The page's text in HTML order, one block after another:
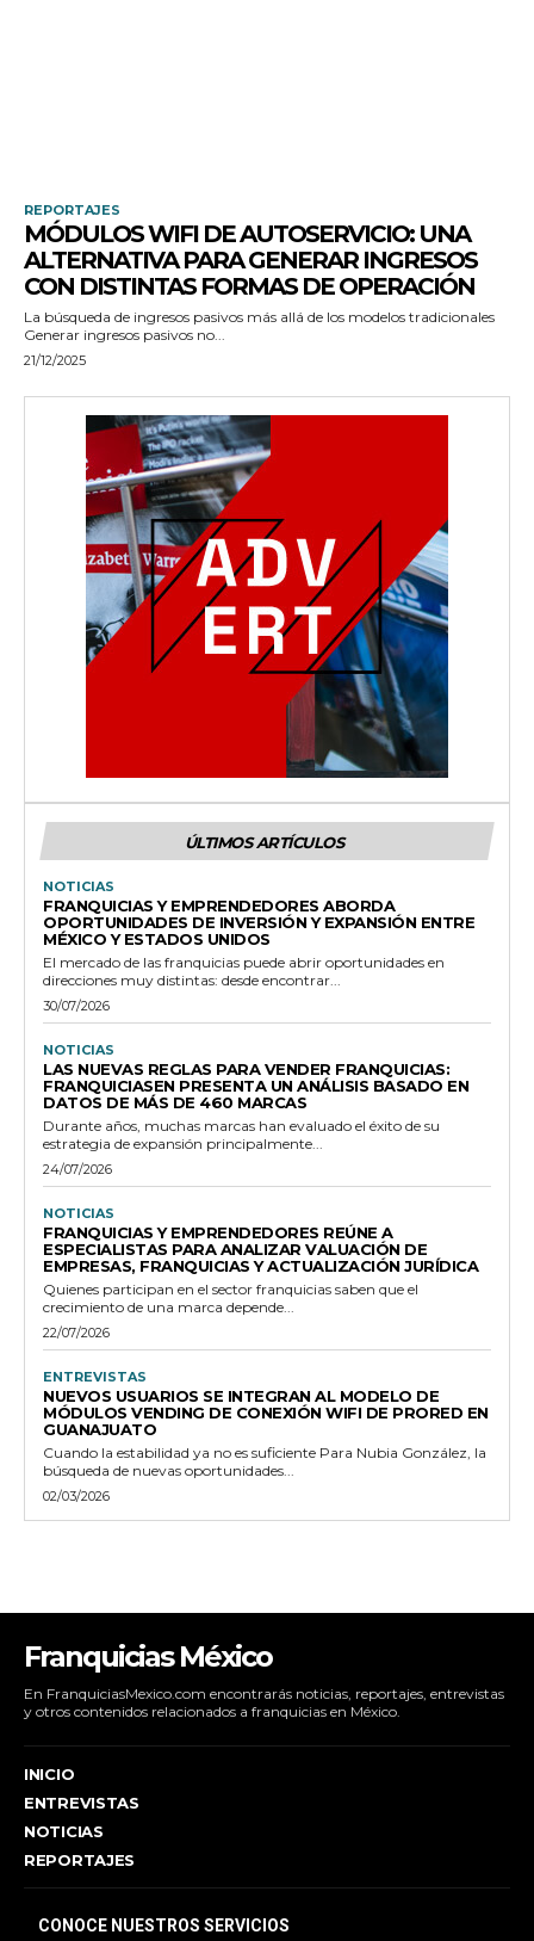
REPORTAJES
MÓDULOS WIFI DE AUTOSERVICIO: UNA
ALTERNATIVA PARA GENERAR INGRESOS
CON DISTINTAS FORMAS DE OPERACIÓN
La búsqueda de ingresos pasivos más allá de los modelos tradicionales
Generar ingresos pasivos no...
21/12/2025
ÚLTIMOS ARTÍCULOS
NOTICIAS
FRANQUICIAS Y EMPRENDEDORES ABORDA
OPORTUNIDADES DE INVERSIÓN Y EXPANSIÓN ENTRE
MÉXICO Y ESTADOS UNIDOS
El mercado de las franquicias puede abrir oportunidades en
direcciones muy distintas: desde encontrar...
30/07/2026
NOTICIAS
LAS NUEVAS REGLAS PARA VENDER FRANQUICIAS:
FRANQUICIASEN PRESENTA UN ANÁLISIS BASADO EN
DATOS DE MÁS DE 460 MARCAS
Durante años, muchas marcas han evaluado el éxito de su
estrategia de expansión principalmente...
24/07/2026
NOTICIAS
FRANQUICIAS Y EMPRENDEDORES REÚNE A
ESPECIALISTAS PARA ANALIZAR VALUACIÓN DE
EMPRESAS, FRANQUICIAS Y ACTUALIZACIÓN JURÍDICA
Quienes participan en el sector franquicias saben que el
crecimiento de una marca depende...
22/07/2026
ENTREVISTAS
NUEVOS USUARIOS SE INTEGRAN AL MODELO DE
MÓDULOS VENDING DE CONEXIÓN WIFI DE PRORED EN
GUANAJUATO
Cuando la estabilidad ya no es suficiente Para Nubia González, la
búsqueda de nuevas oportunidades...
02/03/2026
Franquicias México
En FranquiciasMexico.com encontrarás noticias, reportajes, entrevistas
y otros contenidos relacionados a franquicias en México.
INICIO
ENTREVISTAS
NOTICIAS
REPORTAJES
CONOCE NUESTROS SERVICIOS